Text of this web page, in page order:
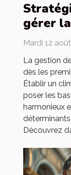
gérer
rentrée
Mardi 12
La gestion
dès les
Établir un
poser les
harmonieux
déterminants
Découvrez